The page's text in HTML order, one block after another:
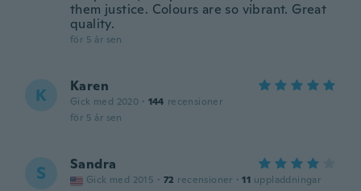
them justice. Colours are so vibrant. Great
quality.
för 5 år sen
K Karen
Gick med 2020 · 144 recensioner
för 5 år sen
S Sandra
Gick med 2015 · 72 recensioner · 11 uppladdningar